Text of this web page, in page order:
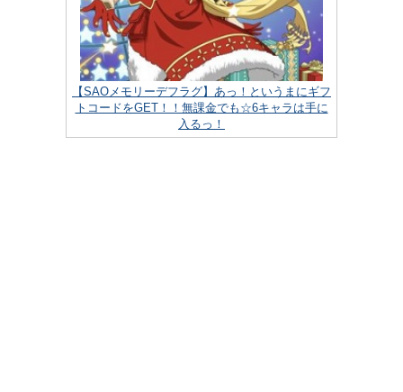
【SAOメモリーデフラグ】あっ！というまにギフ
トコードをGET！！無課金でも☆6キャラは手に
入るっ！